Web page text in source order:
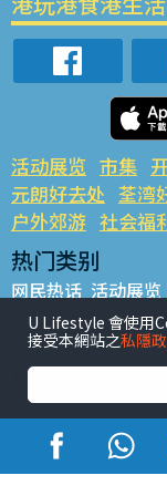
活动展览 市集
元朗好去处 荃湾
户外郊游 社会福
热门类别
网民热话 活动展览
铜锣湾好去处 元朗
餐厅情报 户外郊游
热门标签
#UGO揾好去处 #
#亲子玩乐好去处
#UJetso礼物放送
U Lifestyle 會使用
接受本網站之私隱